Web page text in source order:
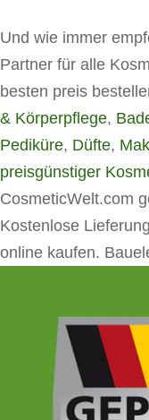
Und wie immer
Partner für alle
besten preis
& Körperpflege,
Pediküre, Düfte,
preisgünstiger
CosmeticWelt.com
Kostenlose
online kaufen.